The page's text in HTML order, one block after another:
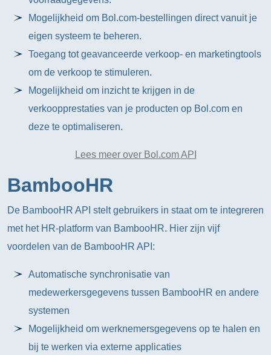
Mogelijkheid om Bol.com-bestellingen direct vanuit je
eigen systeem te beheren.
Toegang tot geavanceerde verkoop- en marketingtools
om de verkoop te stimuleren.
Mogelijkheid om inzicht te krijgen in de
verkoopprestaties van je producten op Bol.com en
deze te optimaliseren.
Lees meer over Bol.com API
BambooHR
De BambooHR API stelt gebruikers in staat om te integreren
met het HR-platform van BambooHR. Hier zijn vijf
voordelen van de BambooHR API:
Automatische synchronisatie van
medewerkersgegevens tussen BambooHR en andere
systemen
Mogelijkheid om werknemersgegevens op te halen en
bij te werken via externe applicaties